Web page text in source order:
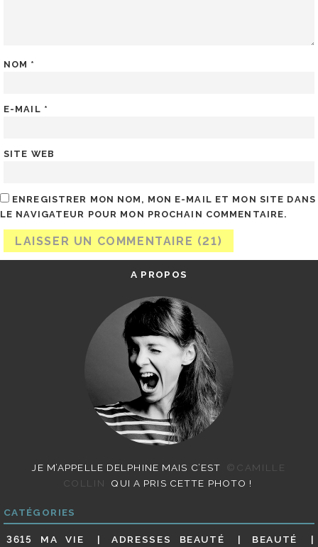
NOM *
E-MAIL *
SITE WEB
ENREGISTRER MON NOM, MON E-MAIL ET MON SITE DANS
LE NAVIGATEUR POUR MON PROCHAIN COMMENTAIRE.
A PROPOS
JE M’APPELLE DELPHINE MAIS C’EST
©CAMILLE
COLLIN
QUI A PRIS CETTE PHOTO !
CATÉGORIES
3615 MA VIE ADRESSES BEAUTÉ BEAUTÉ